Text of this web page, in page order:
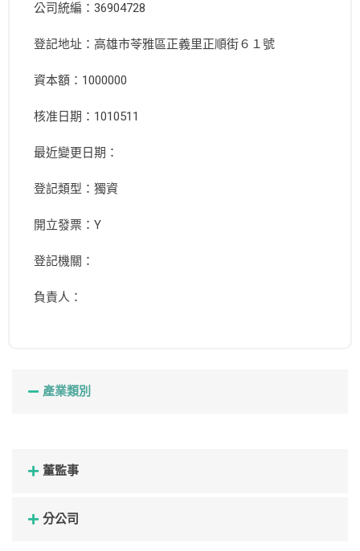
公司統編：36904728
登記地址：高雄市苓雅區正義里正順街６１號
資本額：1000000
核准日期：1010511
最近變更日期：
登記類型：獨資
開立發票：Y
登記機關：
負責人：
產業類別
董監事
分公司